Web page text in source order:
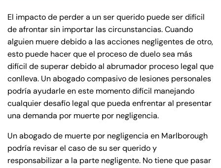
de
Pe
rs
on
al
Inj
ur
y
de
El impacto de perder a un ser querido puede ser difícil
de afrontar sin importar las circunstancias. Cuando
alguien muere debido a las acciones negligentes de otro,
esto puede hacer que el proceso de duelo sea más
difícil de superar debido al abrumador proceso legal que
conlleva. Un abogado compasivo de lesiones personales
podría ayudarle en este momento difícil manejando
cualquier desafío legal que pueda enfrentar al presentar
una demanda por muerte por negligencia.
Un abogado de muerte por negligencia en Marlborough
podría revisar el caso de su ser querido y
responsabilizar a la parte negligente. No tiene que pasar